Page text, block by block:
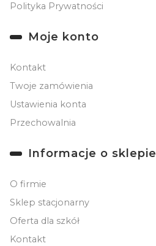
Polityka Prywatności
Moje konto
Kontakt
Twoje zamówienia
Ustawienia konta
Przechowalnia
Informacje o sklepie
O firmie
Sklep stacjonarny
Oferta dla szkół
Kontakt